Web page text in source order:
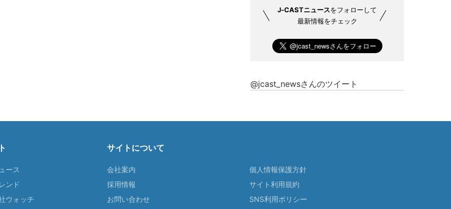
J-CASTニュースをフォローして
最新情報をチェック
@jcast_newsさんのツイート
ース
ンド
ウォッチ
サイトについて
会社案内
採用情報
お問い合わせ
個人情報保護方針
サイト利用規約
SNS利用ポリシー